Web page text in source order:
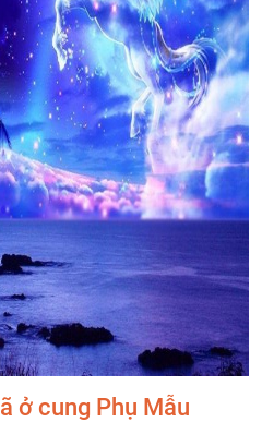
ở cung Phụ Mẫu